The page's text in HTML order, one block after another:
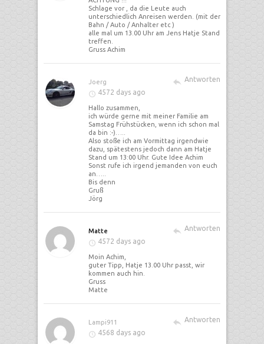
Schlage vor , da die Leute auch
unterschiedlich Anreisen werden. (mit der
Bahn / Auto / Anhalter etc )
alle mal um 13.00 Uhr am Jens Hatje Stand
treffen.
Gruss Achim
Joerg
Antworten
4572 days ago
Hallo zusammen,
ich würde gerne mit meiner Familie am
Samstag Frühstücken, wenn ich schon mal
da bin :-)…..
Also stoße ich am Vormittag irgendwie
dazu, spätestens jedoch dann am Hatje
Stand um 13:00 Uhr. Gute Idee Achim
Sonst rufe ich irgend jemanden von euch
an…..
Bis denn
Gruß
Jörg
Matte
Antworten
4572 days ago
Moin Achim,
guter Tipp, Hatje 13.00 Uhr passt, wir
kommen auch hin.
Gruss
Matte
Lampi911
Antworten
4568 days ago